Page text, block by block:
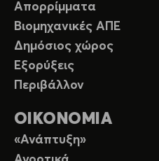
Απορρίμματα
Βιομηχανικές ΑΠΕ
Δημόσιος χώρος
Εξορύξεις
Περιβάλλον
ΟΙΚΟΝΟΜΙΑ
«Ανάπτυξη»